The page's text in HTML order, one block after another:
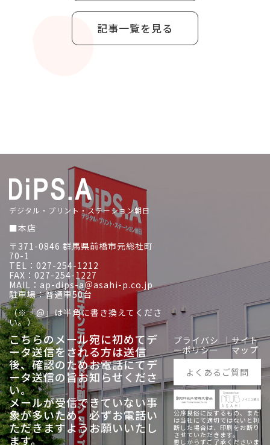
記事一覧を見る
デジタル・プリント・ステーション朝日
■本店
〒371-0846 群馬県前橋市元総社町
70-1
TEL：027-254-1212
FAX：027-254-1227
MAIL：ap-dips-a＠asahi-p.co.jp
駐車場：普通車50台
（※「@」は半角に書き換えてくださ
い。）
こちらのメール宛に初めてデ
ータ送信をされる方は送信
後、確認のためお電話にてデ
ータ送信の旨お知らせくださ
い。
メールが受信できていない事
象が多いため、必ずお電話い
ただきますようお願いいたし
ます。
プライバシ
ーポリシー
｜サイト
マップ
よくあるご質問
公序良俗に反するもの、また
は当社にて適切ではないと判
断した場合は、印刷をお断り
させていただきます。
悪しからずご了承くださいま